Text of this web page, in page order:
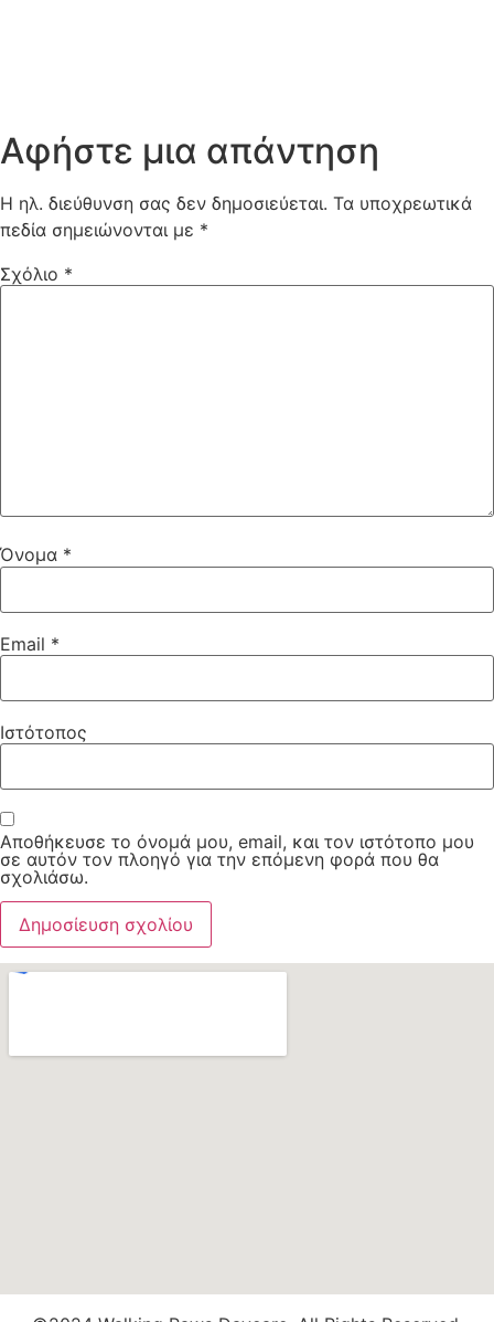
Αφήστε μια απάντηση
Η ηλ. διεύθυνση σας δεν δημοσιεύεται. Τα υποχρεωτικά
πεδία σημειώνονται με *
Σχόλιο *
Όνομα *
Email *
Ιστότοπος
Αποθήκευσε το όνομά μου, email, και τον ιστότοπο μου
σε αυτόν τον πλοηγό για την επόμενη φορά που θα
σχολιάσω.